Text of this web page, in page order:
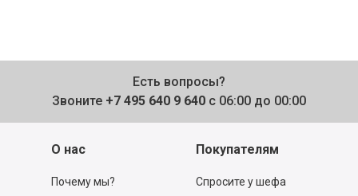
Есть вопросы?
Звоните +7 495 640 9 640 с 06:00 до 00:00
О нас
Почему мы?
Покупателям
Спросите у шефа